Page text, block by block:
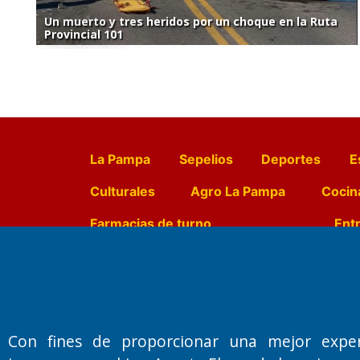
Un muerto y tres heridos por un choque en la Ruta
Provincial 101
La Pampa Sepelios Deportes
Culturales
Agro La Pampa
Farmacias de turno
Primera edición: Domingo 3 de
Miembro de ADIRA,ADEPA y CPPAL
Con fines de proporcionar una mejor